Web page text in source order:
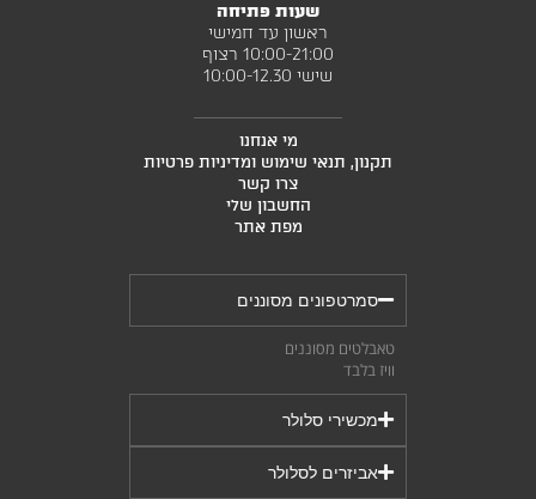
שעות פתיחה
ראשון עד חמישי
10:00-21:00 רצוף
תקנון, תנאי שימוש ומדיניות פרטיות
החשבון שלי
מפת אתר
סמרטפונים מסוננים
טאבלטים מסוננים
מכשירי סלולר
אביזרים לסלולר